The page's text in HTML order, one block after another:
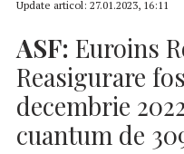
Update articol: 27.01.2023, 16:11
ASF: Euroins
Reasigurare
decembrie
cuantum de